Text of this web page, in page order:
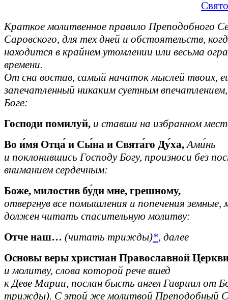
Краткое молитвенное правило Преподобного
Саровского, для тех дней и обстоятельств,
находится в крайнем утомлении или весьма
времени.
От сна востав, самый начаток мыслей твоих,
запечатленный никаким суетным
Боге:
Господи помилуй, и ставши на избранном
Во и́мя Отца́ и Сы́на и Свята́го Ду́ха,Ами́нь
и поклонившись Господу Богу, произноси без
вниманием сердечным:
Боже, милостив бу́ди мне, грешному,
отвергнув все помышления и попечения земные,
должен читать спасительную молитву:
Отче наш… (читать трижды)*, далее
Основы веры христиан Православной
и молитву, слова которой рече вшед
к Деве Марии, послан бысть ангел Гавриил от
трижды). С этой же молитвой Преподобный